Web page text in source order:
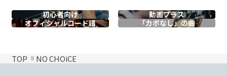
初心者向け
動画プラス
オフィシャルコード譜 「カポなし」の曲
TOP NO CHOiCE